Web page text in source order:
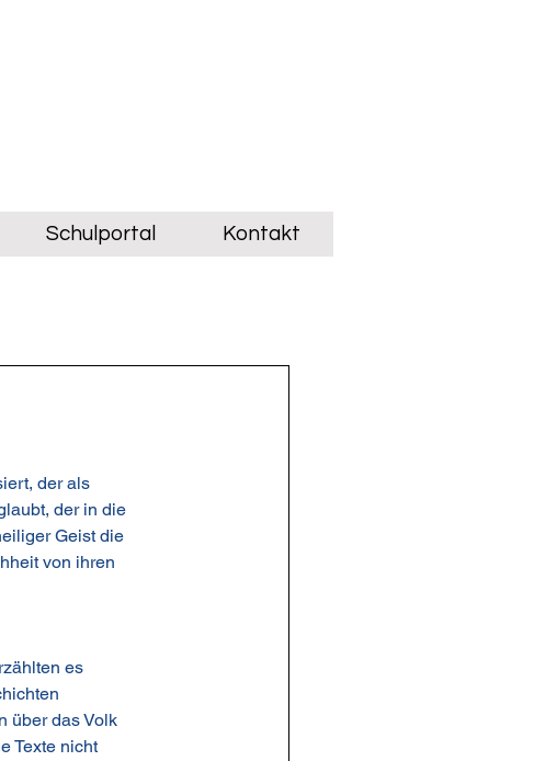
Schulportal Kontakt
der als
der in die
Geist die
von ihren
es
über das Volk
Texte nicht